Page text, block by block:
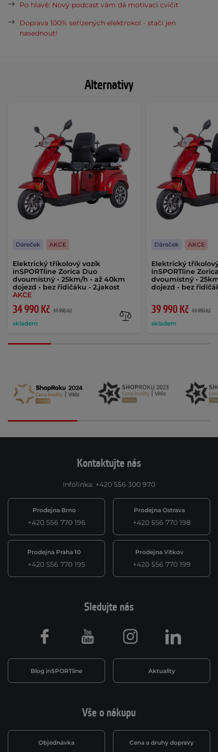
Alternativy
Elektrický tříkolový vozík
inSPORTline Zorica Duo
dvoumístný • 25km/h • až 40km
dojezd • bez řidičáku - 2.jakost
AKCE
34 990 Kč 44 990 Kč
skladem
Dáreček AKCE
Elektrický
inSPORTline
dvoumístný •
dojezd • bez
39 990 Kč 44 990 Kč
skladem
Dáreček AKCE
Po hlavě: Nový podcast vám dá motivaci cvičit
Doprava 100% seřízených elektrokol - stačí jen
nasednout!
Kontaktujte nás
Infolinka: +420 556 300 970
Prodejna Brno
+420 556 770 196
Prodejna Ostrava
+420 556 770 198
Prodejna Praha 10
+420 556 770 195
Prodejna Vítkov
+420 556 770 199
Vše o nákupu
Objednávka Cena a druhy dopravy
Sledujte nás
Blog inSPORTline Aktuality
Facebook Youtube Instagram LinkedIn